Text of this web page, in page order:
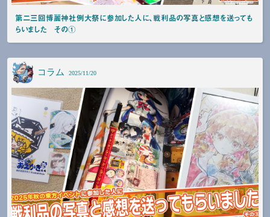
第二三回博麗神社例大祭に参加した人に、戦利品の写真と感想を送っても
らいました その①
コラム 2025/11/20